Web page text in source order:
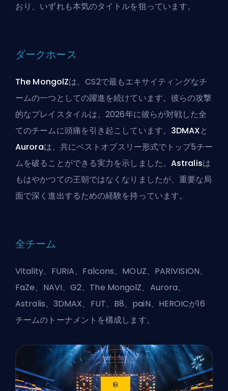
おり、いずれも本気のタイトルを狙っています。
ダークホース
The MongolZは、CS2で最もエキサイティングなチ
ームの一つとしての躍進を続けています。彼らの攻撃
的なプレイスタイルは、2026年に彼らが対戦した全
てのチームに頭痛を引き起こしています。 3DMAXと
Auroraは、共にベストオブスリー形式でトップ5チー
ムを破ることができる実力を示しました。 Astralisは
もはやかつての王朝ではなくなりましたが、重要な局
面で深く進出するための経験を持っています。
全チーム
Vitality、FURIA、Falcons、MOUZ、PARIVISION、
FaZe、NAVI、G2、The MongolZ、Aurora、
Astralis、3DMAX、FUT、B8、paiN、HEROICが16
チームのトーナメントを構成します。